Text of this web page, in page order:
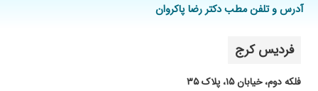
دکتر عالی
درمانشون هم بسیار راضی هستم پدرم مشکل
هستن
آدرس و تلفن مطب دکتر رضا پاکروان
فردیس کرج
فلکه دوم، خیابان ۱۵، پلاک ۳۵